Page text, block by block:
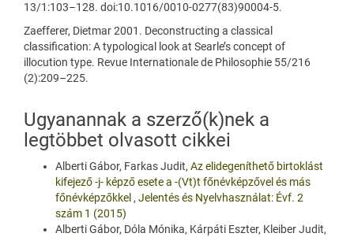
13/1:103–128. doi:10.1016/0010-0277(83)90004-5.
Zaefferer, Dietmar 2001. Deconstructing a classical
classification: A typological look at Searle’s concept of
illocution type. Revue Internationale de Philosophie 55/216
(2):209–225.
Ugyanannak a szerző(k)nek a
legtöbbet olvasott cikkei
Alberti Gábor, Farkas Judit, Az elidegeníthető birtoklást
kifejező -j- képző esete a -(Vt)t főnévképzővel és más
főnévképzőkkel , Jelentés és Nyelvhasználat: Évf. 2
szám 1 (2015)
Alberti Gábor, Dóla Mónika, Kárpáti Eszter, Kleiber Judit,